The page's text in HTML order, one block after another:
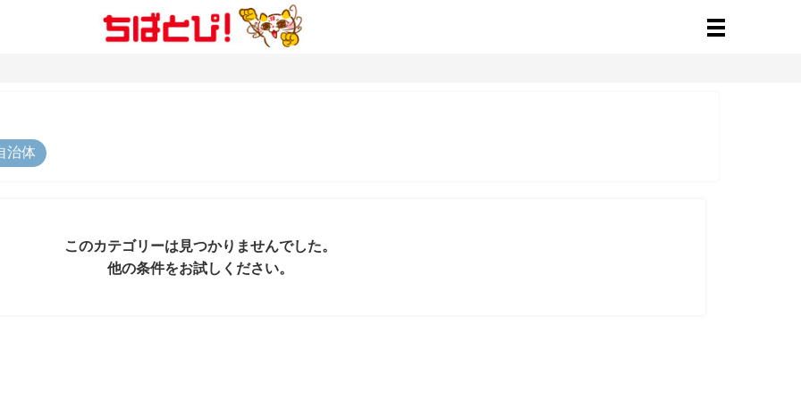
治体
このカテゴリーは見つかりませんでした。
他の条件をお試しください。